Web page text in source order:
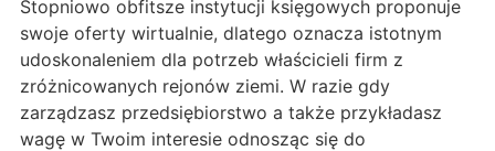
Stopniowo obfitsze instytucji księgowych proponuje
swoje oferty wirtualnie, dlatego oznacza istotnym
udoskonaleniem dla potrzeb właścicieli firm z
zróżnicowanych rejonów ziemi. W razie gdy
zarządzasz przedsiębiorstwo a także przykładasz
wagę w Twoim interesie odnosząc się do